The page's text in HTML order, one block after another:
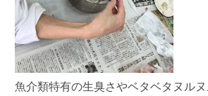
魚介類特有の生臭さやベタベタヌル